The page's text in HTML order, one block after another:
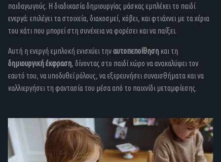
παιδαγωγούς. Η διαδικασία δημιουργίας μάσκας εμπλέκει το παιδί
ενεργά: επιλέγει τα στοιχεία, διακοσμεί, κόβει, και φτιάχνει με τα χέρια
του κάτι που μπορεί στη συνέχεια να φορέσει και να παίξει.
Αυτή η ενεργή εμπλοκή ενισχύει τηναυτοπεποίθηση και τη
δημιουργική έκφραση, δίνοντας στο παιδί χώρο να ανακαλύψει τον
εαυτό του, να υποδυθεί ρόλους, να εξερευνήσει συναισθήματα και να
καλλιεργήσει τη φαντασία του μέσα από το παιχνίδι μεταμφίεσης.